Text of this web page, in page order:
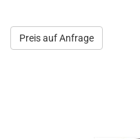
Preis auf Anfrage